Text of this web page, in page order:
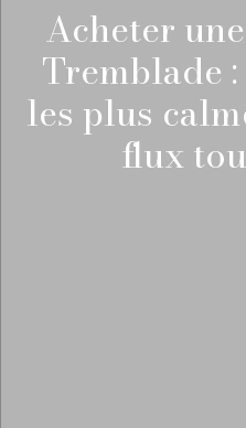
Acheter
Tremblade
les plus
flux